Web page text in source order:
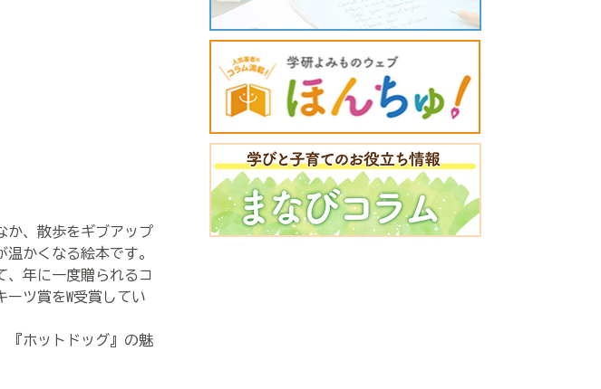
か、散歩をギブアップ
かくなる絵本です。
年に一度贈られるコ
ツ賞をW受賞してい
『ホットドッグ』の魅